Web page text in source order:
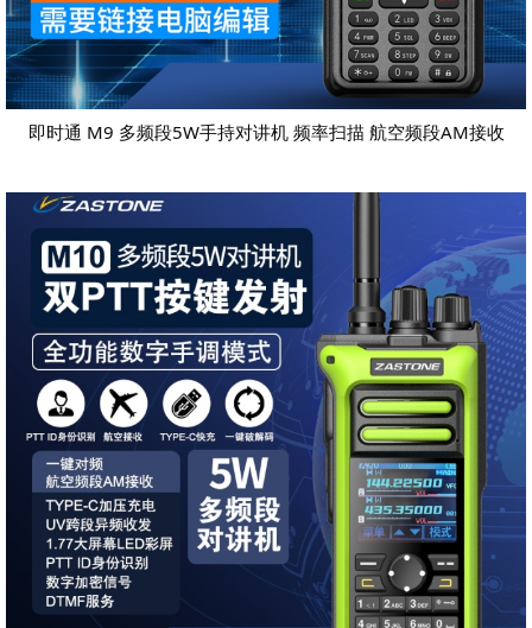
即时通 M9 多频段5W手持对讲机 频率扫描 航空频段AM接收